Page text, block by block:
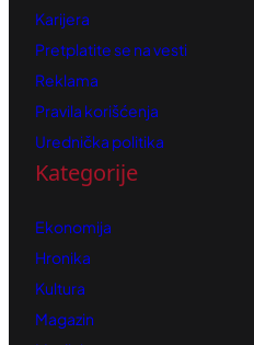
Karijera
Pretplatite se na vesti
Reklama
Pravila korišćenja
Urednička politika
Kategorije
Ekonomija
Hronika
Kultura
Magazin